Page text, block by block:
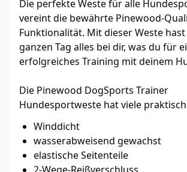
Die perfekte Weste für alle
vereint die bewährte Pinewood-
Funktionalität. Mit dieser Weste
ganzen Tag alles bei dir, was du für
erfolgreiches Training mit deinem
Die Pinewood DogSports Trainer
Hundesportweste hat viele
Winddicht
wasserabweisend gewachst
elastische Seitenteile